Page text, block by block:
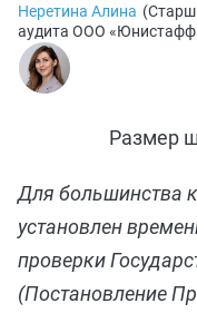
Неретина Алина (
аудита ООО
Размер
Для большинства
установлен
проверки
(Постановление